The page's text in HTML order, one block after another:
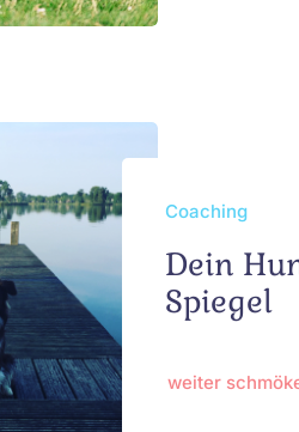
Coaching
Dein
Spiegel
weiter